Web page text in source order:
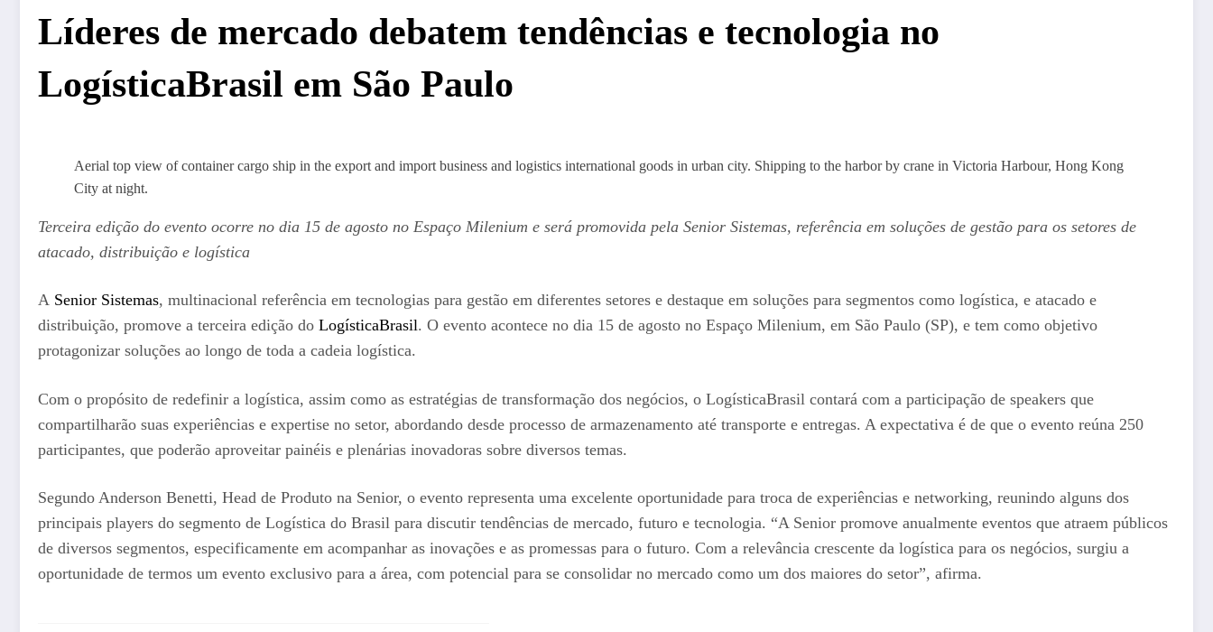
Líderes de mercado debatem tendências e tecnologia no
LogísticaBrasil em São Paulo
Aerial top view of container cargo ship in the export and import business and logistics international goods in urban city. Shipping to the harbor by crane in Victoria Harbour, Hong Kong
City at night.
Terceira edição do evento ocorre no dia 15 de agosto no Espaço Milenium e será promovida pela Senior Sistemas, referência em soluções de gestão para os setores de
atacado, distribuição e logística
A Senior Sistemas, multinacional referência em tecnologias para gestão em diferentes setores e destaque em soluções para segmentos como logística, e atacado e
distribuição, promove a terceira edição do LogísticaBrasil. O evento acontece no dia 15 de agosto no Espaço Milenium, em São Paulo (SP), e tem como objetivo
protagonizar soluções ao longo de toda a cadeia logística.
Com o propósito de redefinir a logística, assim como as estratégias de transformação dos negócios, o LogísticaBrasil contará com a participação de speakers que
compartilharão suas experiências e expertise no setor, abordando desde processo de armazenamento até transporte e entregas. A expectativa é de que o evento reúna 250
participantes, que poderão aproveitar painéis e plenárias inovadoras sobre diversos temas.
Segundo Anderson Benetti, Head de Produto na Senior, o evento representa uma excelente oportunidade para troca de experiências e networking, reunindo alguns dos
principais players do segmento de Logística do Brasil para discutir tendências de mercado, futuro e tecnologia. “A Senior promove anualmente eventos que atraem públicos
de diversos segmentos, especificamente em acompanhar as inovações e as promessas para o futuro. Com a relevância crescente da logística para os negócios, surgiu a
oportunidade de termos um evento exclusivo para a área, com potencial para se consolidar no mercado como um dos maiores do setor”, afirma.